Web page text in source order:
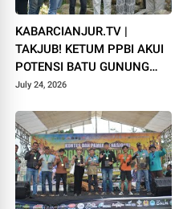
KABARCIANJUR.TV |
TAKJUB! KETUM PPBI AKUI
POTENSI BATU GUNUNG
PADANG
July 24, 2026